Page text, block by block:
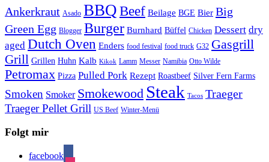
Ankerkraut Asado BBQBeef Beilage BGE Bier Big
Green Egg Blogger Burger Burnhard Büffel Chicken Dessert dry
aged Dutch Oven Enders food festival food truck G32 Gasgrill
Grill Grillen Huhn Kalb Kikok Lamm Messer Namibia Otto Wilde
Petromax Pizza Pulled Pork Rezept Roastbeef Silver Fern Farms
Smoken Smoker Smokewood Steak Tacos Traeger
Traeger Pellet Grill US Beef Winter-Menü
Folgt mir
facebook